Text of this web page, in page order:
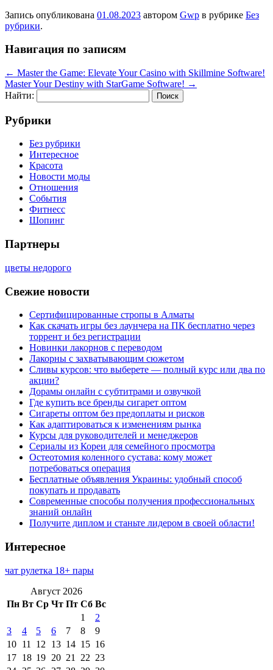
Запись опубликована 01.08.2023 автором Gwp в рубрике Без
рубрики.
Навигация по записям
← Master the Game: Elevate Your Casino with Skillmine Software!
Master Your Destiny with StarGame Software! →
Найти:
Рубрики
Без рубрики
Интересное
Красота
Новости моды
Отношения
События
Фитнесс
Шопинг
Партнеры
цветы недорого
Свежие новости
Сертифицированные стропы в Алматы
Как скачать игры без лаунчера на ПК бесплатно через
торрент и без регистрации
Новинки лакорнов с переводом
Лакорны с захватывающим сюжетом
Сливы курсов: что выберете — полный курс или два по
акции?
Дорамы онлайн с субтитрами и озвучкой
Где купить все бренды сигарет оптом
Сигареты оптом без предоплаты и рисков
Как адаптироваться к изменениям рынка
Курсы для руководителей и менеджеров
Сериалы из Кореи для семейного просмотра
Остеотомия коленного сустава: кому может
потребоваться операция
Бесплатные объявления Украины: удобный способ
покупать и продавать
Современные способы получения профессиональных
знаний онлайн
Получите диплом и станьте лидером в своей области!
Интересное
чат рулетка 18+ пары
Август 2026
Пн Вт Ср Чт Пт Сб Вс
1
2
3
4 5 6 7 8
9
10 11 12 13 14 15 16
17 18 19 20 21 22 23